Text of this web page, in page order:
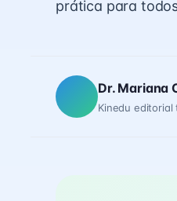
prática para
Dr. Mariana
Kinedu editorial